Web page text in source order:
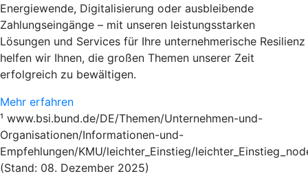
Energiewende, Digitalisierung oder ausbleibende
Zahlungseingänge – mit unseren leistungsstarken
Lösungen und Services für Ihre unternehmerische Resilienz
helfen wir Ihnen, die großen Themen unserer Zeit
erfolgreich zu bewältigen.
Mehr erfahren
¹ www.bsi.bund.de/DE/Themen/Unternehmen-und-
Organisationen/Informationen-und-
Empfehlungen/KMU/leichter_Einstieg/
(Stand: 08. Dezember 2025)